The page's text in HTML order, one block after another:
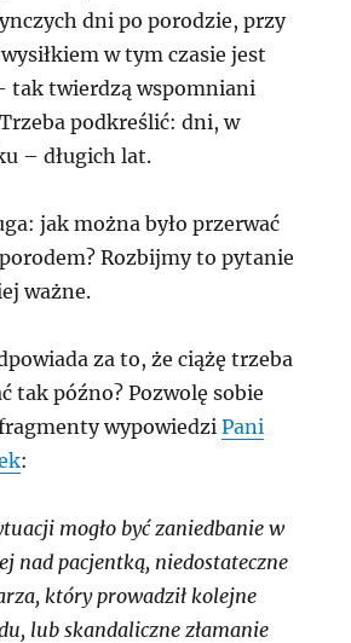
dni po porodzie, przy
w tym czasie jest
tak twierdzą wspomniani
podkreślić: dni, w
– długich lat.
jak można było przerwać
Rozbijmy to pytanie
ważne.
za to, że ciążę trzeba
tak późno? Pozwolę sobie
wypowiedziPani
:
mogło być zaniedbanie w
nad pacjentką, niedostateczne
który prowadził kolejne
lub skandaliczne złamanie